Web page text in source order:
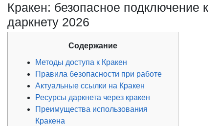
Кракен: безопасное подключение к
даркнету 2026
Содержание
Методы доступа к Кракен
Правила безопасности при работе
Актуальные ссылки на Кракен
Ресурсы даркнета через кракен
Преимущества использования
Кракена